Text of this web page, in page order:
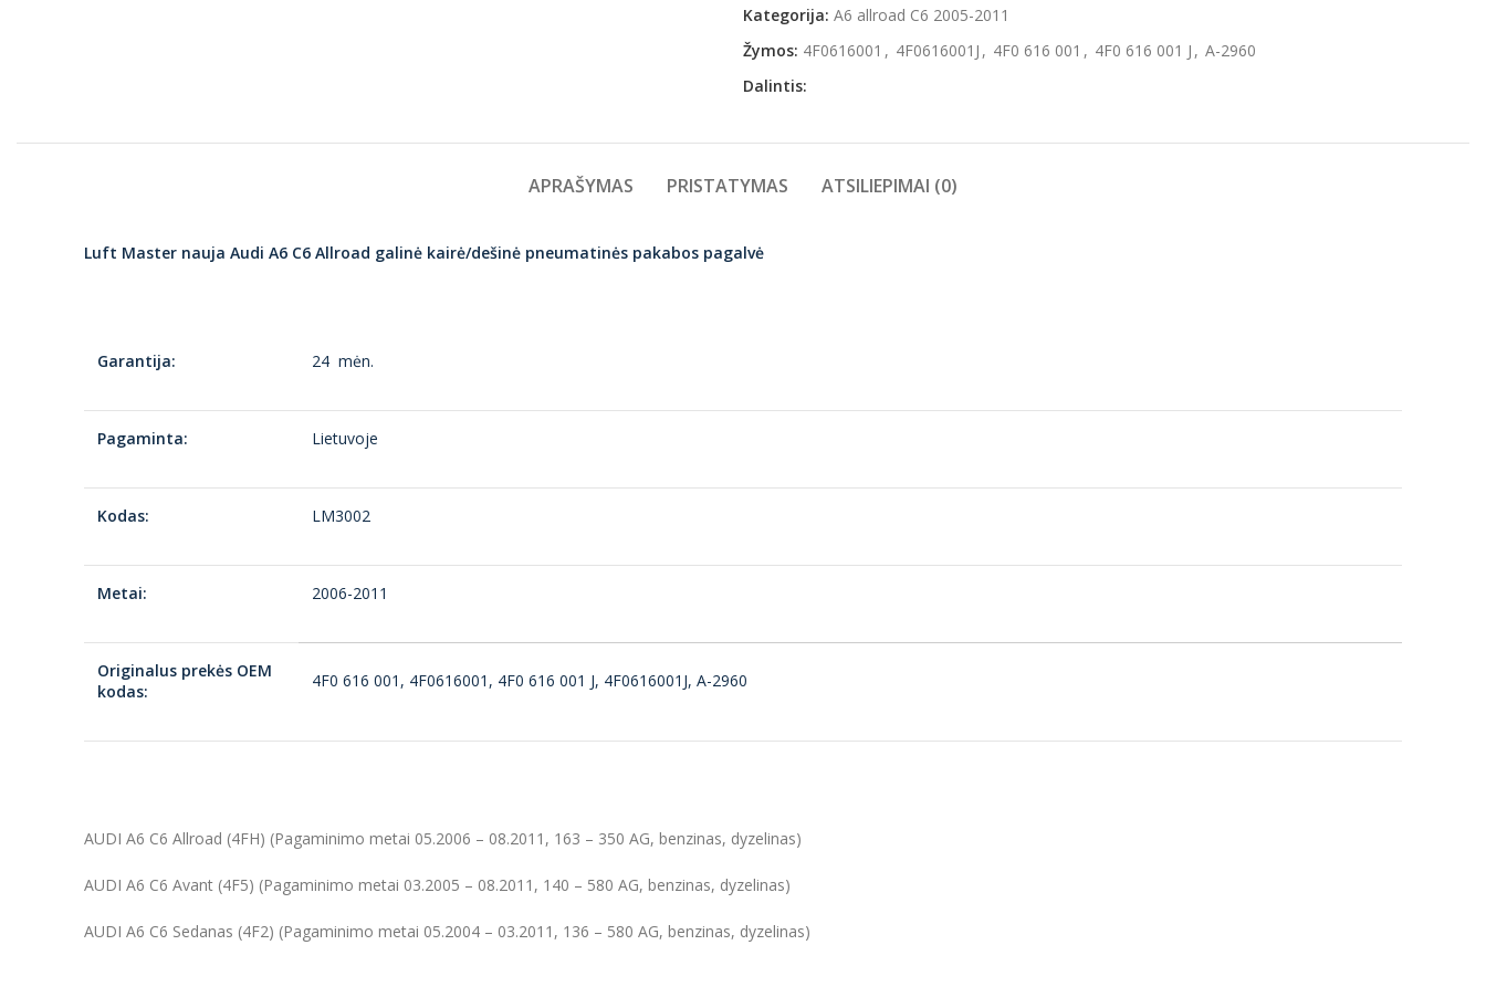
Kategorija: A6 allroad C6 2005-2011
Žymos: 4F0616001 , 4F0616001J , 4F0 616 001 , 4F0 616 001 J , A-2960
Dalintis:
APRAŠYMAS PRISTATYMAS ATSILIEPIMAI (0)
Luft Master nauja Audi A6 C6 Allroad galinė kairė/dešinė pneumatinės pakabos pagalvė
Garantija: 24 mėn.
Pagaminta: Lietuvoje
Kodas: LM3002
Metai: 2006-2011
Originalus prekės OEM
kodas:
4F0 616 001, 4F0616001, 4F0 616 001 J, 4F0616001J, A-2960
AUDI A6 C6 Allroad (4FH) (Pagaminimo metai 05.2006 – 08.2011, 163 – 350 AG, benzinas, dyzelinas)
AUDI A6 C6 Avant (4F5) (Pagaminimo metai 03.2005 – 08.2011, 140 – 580 AG, benzinas, dyzelinas)
AUDI A6 C6 Sedanas (4F2) (Pagaminimo metai 05.2004 – 03.2011, 136 – 580 AG, benzinas, dyzelinas)